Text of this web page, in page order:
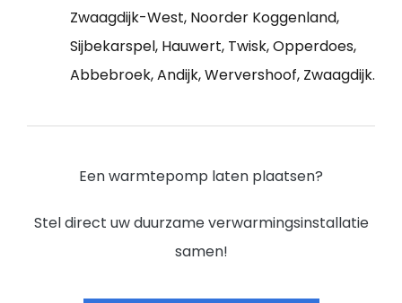
Zwaagdijk-West, Noorder Koggenland,
Sijbekarspel, Hauwert, Twisk, Opperdoes,
Abbebroek, Andijk, Wervershoof, Zwaagdijk.
Een warmtepomp laten plaatsen?
Stel direct uw duurzame verwarmingsinstallatie
samen!